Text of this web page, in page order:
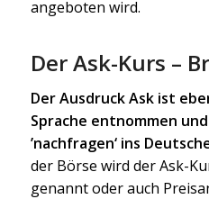
angeboten wird.
Der Ask-Kurs –
Der Ausdruck Ask ist
Sprache entnommen
’nachfragen‘ ins
der Börse wird der Ask-
genannt oder auch